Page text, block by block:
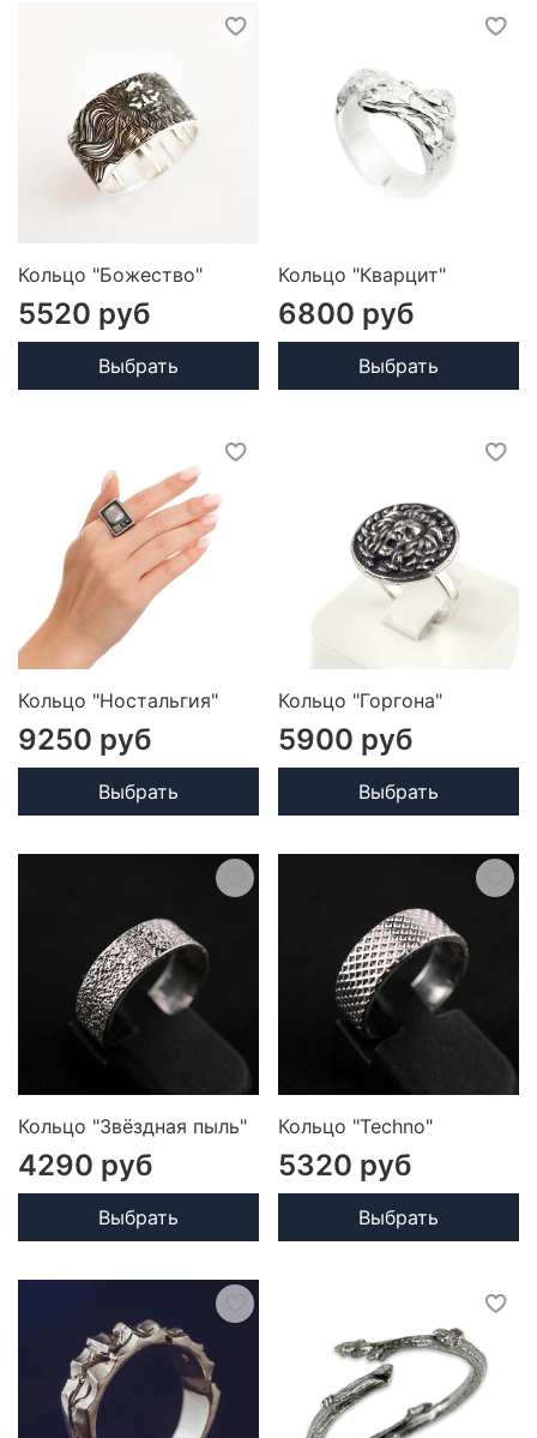
Кольцо "Божество"
5520 руб
Выбрать
Кольцо "Кварцит"
6800 руб
Выбрать
Кольцо "Ностальгия"
9250 руб
Выбрать
Кольцо "Горгона"
5900 руб
Выбрать
Кольцо "Звёздная пыль"
4290 руб
Выбрать
Кольцо "Techno"
5320 руб
Выбрать